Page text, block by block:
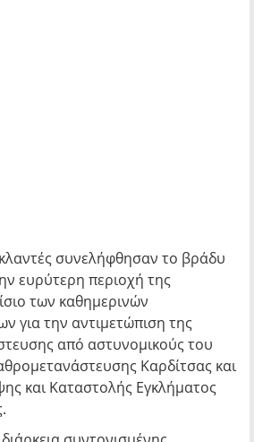
συνελήφθησαν το βράδυ
ευρύτερη περιοχή της
των καθημερινών
για την αντιμετώπιση της
από αστυνομικούς του
Καρδίτσας και
και Καταστολής Εγκλήματος